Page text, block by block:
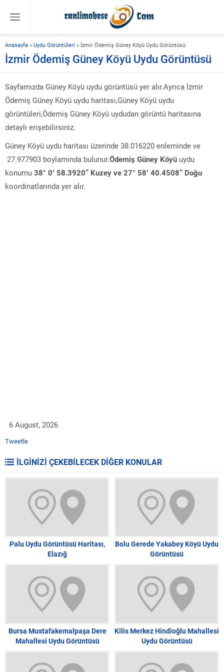
Anasayfa » Uydu Görüntüleri » İzmir Ödemiş Güney Köyü Uydu Görüntüsü
İzmir Ödemiş Güney Köyü Uydu Görüntüsü
Sayfamızda Güney Köyü uydu görüntüsü yer alır.Ayrıca İzmir
Ödemiş Güney Köyü uydu haritası,Güney Köyü uydu
görüntüleri,Ödemiş Güney Köyü uydudan görüntü haritasına
detaylı erişebilirsiniz.
Güney Köyü uydu haritası üzerinde 38.016220 enleminde ve
27.977903 boylamında bulunur.Ödemiş Güney Köyü uydu
konumu 38° 0′ 58.3920” Kuzey ve 27° 58′ 40.4508” Doğu
koordinatlarında yer alır.
6 August, 2026
Tweetle
İLGİNİZİ ÇEKEBİLECEK DİĞER KONULAR
Palu Uydu Görüntüsü Haritası,
Elazığ
Bolu Gerede Yakabey Köyü Uydu
Görüntüsü
Bursa Mustafakemalpaşa Dere
Mahallesi Uydu Görüntüsü
Kilis Merkez Hindioğlu Mahallesi
Uydu Görüntüsü